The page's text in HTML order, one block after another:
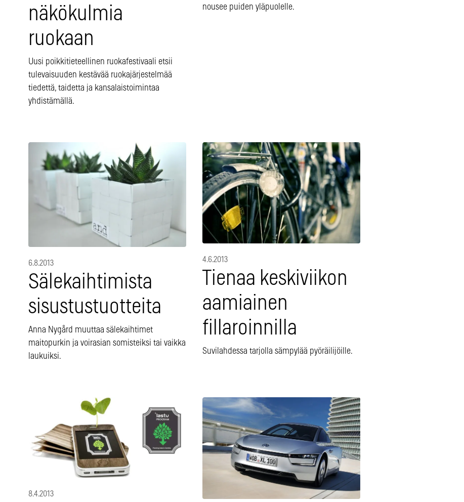
näkökulmia
ruokaan
Uusi poikkitieteellinen ruokafestivaali etsii
tulevaisuuden kestävää ruokajärjestelmää
tiedettä, taidetta ja kansalaistoimintaa
yhdistämällä.
nousee puiden yläpuolelle.
6.8.2013
Sälekaihtimista
sisustustuotteita
Anna Nygård muuttaa sälekaihtimet
maitopurkin ja voirasian somisteiksi tai vaikka
laukuiksi.
4.6.2013
Tienaa keskiviikon
aamiainen
fillaroinnilla
Suvilahdessa tarjolla sämpylää pyöräilijöille.
8.4.2013